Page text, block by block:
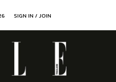
SIGN IN / JOIN